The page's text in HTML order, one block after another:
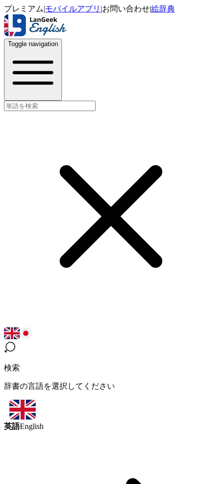
プレミアム|モバイルアプリ |お問い合わせ|絵辞典
Toggle navigation
検索
辞書の言語を選択してください
英語English